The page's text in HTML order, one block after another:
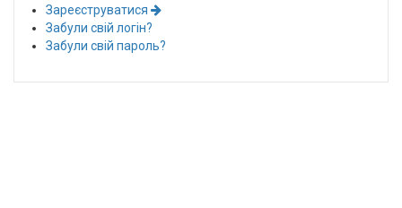
Зареєструватися
Забули свій логін?
Забули свій пароль?